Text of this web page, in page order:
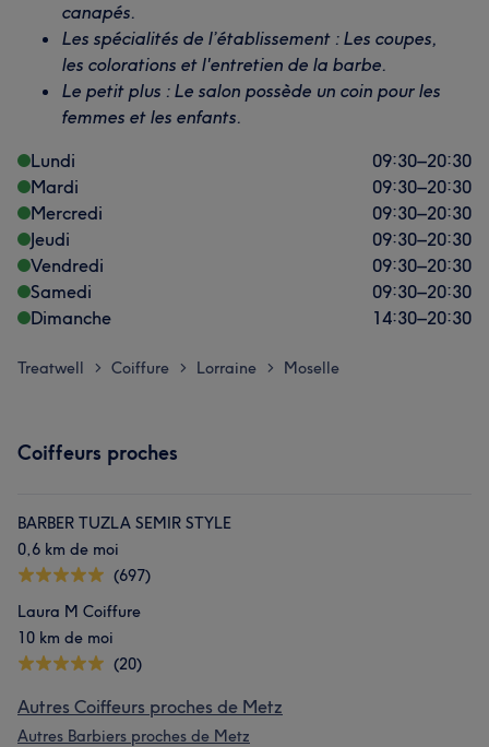
canapés.
Les spécialités de l’établissement : Les coupes,
les colorations et l'entretien de la barbe.
Le petit plus : Le salon possède un coin pour les
femmes et les enfants.
Lundi
09:30–20:30
Mardi
09:30–20:30
Mercredi
09:30–20:30
Jeudi
09:30–20:30
Vendredi
09:30–20:30
Samedi
09:30–20:30
Dimanche
14:30–20:30
Treatwell > Coiffure > Lorraine > Moselle
Coiffeurs proches
BARBER TUZLA SEMIR STYLE
0,6 km de moi
(697)
Laura M Coiffure
10 km de moi
(20)
Autres Coiffeurs proches de Metz
Autres Barbiers proches de Metz